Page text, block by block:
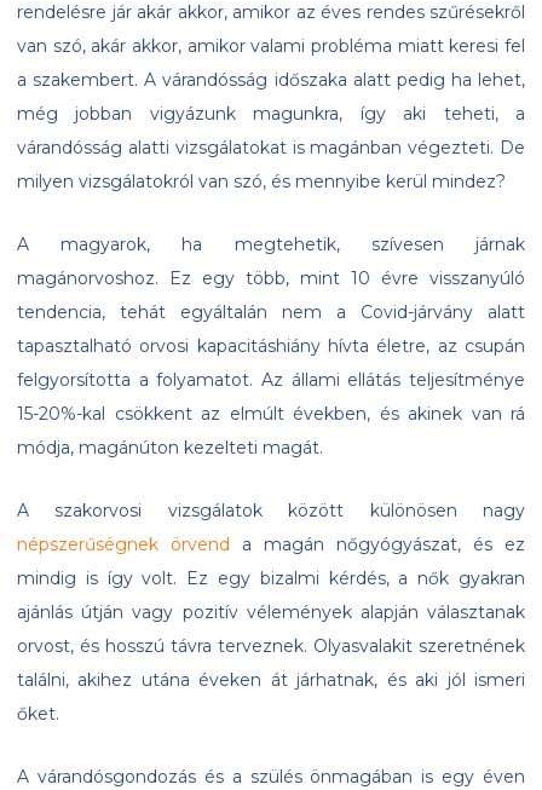
rendelésre jár akár akkor, amikor az éves rendes szűrésekről
van szó, akár akkor, amikor valami probléma miatt keresi fel
a szakembert. A várandósság időszaka alatt pedig ha lehet,
még jobban vigyázunk magunkra, így aki teheti, a
várandósság alatti vizsgálatokat is magánban végezteti. De
milyen vizsgálatokról van szó, és mennyibe kerül mindez?
A magyarok, ha megtehetik, szívesen járnak
magánorvoshoz. Ez egy több, mint 10 évre visszanyúló
tendencia, tehát egyáltalán nem a Covid-járvány alatt
tapasztalható orvosi kapacitáshiány hívta életre, az csupán
felgyorsította a folyamatot. Az állami ellátás teljesítménye
15-20%-kal csökkent az elmúlt években, és akinek van rá
módja, magánúton kezelteti magát.
A szakorvosi vizsgálatok között különösen nagy
népszerűségnek örvend
a magán nőgyógyászat, és ez
mindig is így volt. Ez egy bizalmi kérdés, a nők gyakran
ajánlás útján vagy pozitív vélemények alapján választanak
orvost, és hosszú távra terveznek. Olyasvalakit szeretnének
találni, akihez utána éveken át járhatnak, és aki jól ismeri
őket.
A várandósgondozás és a szülés önmagában is egy éven